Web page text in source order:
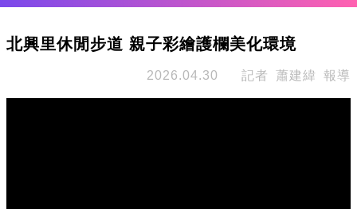
北興里休閒步道 親子彩繪護欄美化環境
2026.04.30 記者 蕭建緯 報導